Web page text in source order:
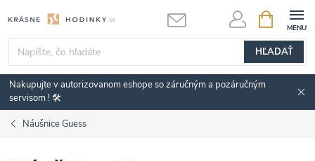
na
obsah
HĽADAŤ
KOŠÍK
Nakupujte v autorizovanom eshope so záručným a pozáručným
servisom ! 🛠️
Náušnice Guess